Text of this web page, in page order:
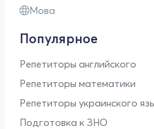
Мова
Популярное
Репетиторы английского
Репетиторы математики
Репетиторы украинского
Подготовка к ЗНО